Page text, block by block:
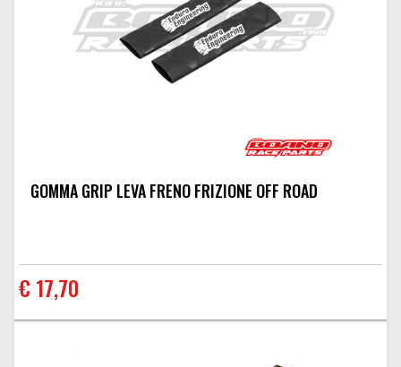
GOMMA GRIP LEVA FRENO FRIZIONE OFF ROAD
€ 17,70